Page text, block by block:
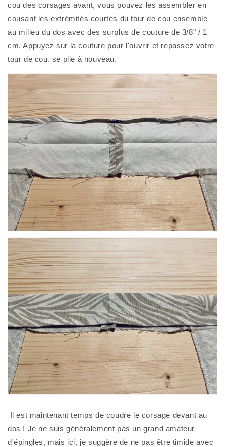
cou des corsages avant, vous pouvez les assembler en
cousant les extrémités courtes du tour de cou ensemble
au milieu du dos avec des surplus de couture de 3/8" / 1
cm. Appuyez sur la couture pour l'ouvrir et repassez votre
tour de cou. se plie à nouveau.
dos ! Je ne suis généralement pas un grand amateur
d'épingles, mais ici, je suggère de ne pas être timide avec